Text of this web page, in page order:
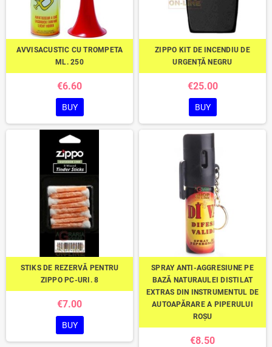
AVVISACUSTIC CU TROMPETA
ML. 250
€6.60
BUY
ZIPPO KIT DE INCENDIU DE
URGENȚĂ NEGRU
€25.00
BUY
STIKS DE REZERVĂ PENTRU
ZIPPO PC-URI. 8
€7.00
BUY
SPRAY ANTI-AGGRESIUNE PE
BAZĂ NATURAULEI DISTILAT
EXTRAS DIN INSTRUMENTUL DE
AUTOAPĂRARE A PIPERULUI
ROȘU
€8.50